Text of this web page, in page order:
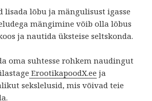
lisada lõbu ja mängulisust igasse
mängimine võib olla lõbus
ja nautida üksteise seltskonda.
oma suhtesse rohkem naudingut
ErootikapoodX.ee ja
sekslelusid, mis võivad teie